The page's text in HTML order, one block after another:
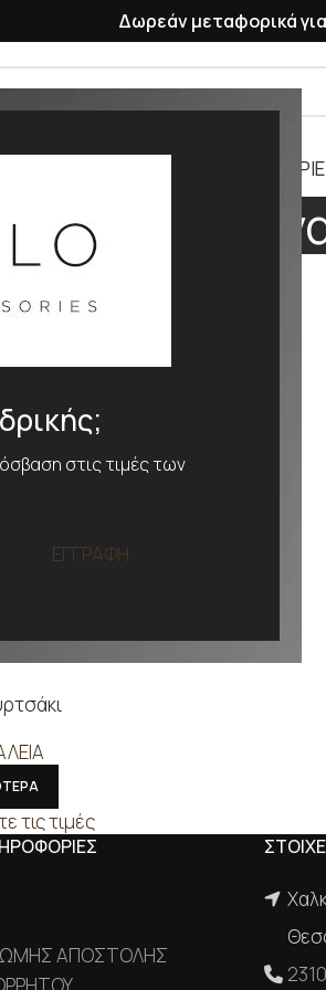
στις τιμές των
ΕΓΓΡΑΦΗ
Δωρεάν μεταφορικά
Υαλοίνα
τις τιμές
ΑΠΟΣΤΟΛΗΣ